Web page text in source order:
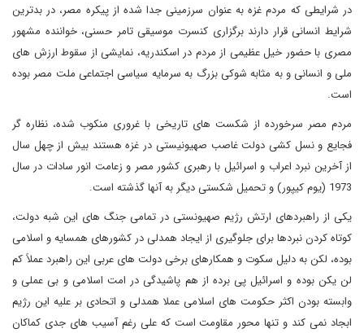
در شرایطی که مردم غزه به عنوان سرزمینی جدا شده از پیکره مصر، در بدترین
شرایط انسانی قرار دارند برگزاری کنسرت موسیقی تامر حسنی، خواننده مشهور
مصری با حضور خیل عظیمی از مردم در اسکندریه، نمایشی از سقوط ارزش های
ملی و انسانی و به مثابه شوکی بزرگ به سرمایه سیاسی اجتماعی ملت مصر بوده
است.
مردم مصر سرخورده از شکست های تاریخی با غروری منکوب شده، نظاره گر
فجایع و نسل کشی دولت غاصب صهیونیستی در غزه هستند بیش از چهل سال
از آخرین نبرد اعراب و اسرائیل با رهبری کشور مصر و زعامت انور سادات در سال
1973 (یوم کیپور) و تحمیل شکستی دیگر به آنها گذشته است.
یکی از راهبردهای ارتش رژیم صهیونستی در تمامی جنگ های این شبه دولت،
کوتاه کردن نبردها برای جلوگیری از ایجاد همدلی در کشورهای همسایه و اسلامی
بوده، لکن به دلیل سکوت و همکارهای برخی دولت های عربی این راهبرد عملاً کم
لن یکن بوده و اسرائیل پی برده از هم پاشیدگی در امت اسلامی و بی عملی و
وابسته بودن اکثر حکومت های اسلامی عملا همدلی و اتحادی بر علیه این رژیم
ابجاد نمی کند و تنها محور مقاومت است که علی رغم آسیب های جدی کماکان